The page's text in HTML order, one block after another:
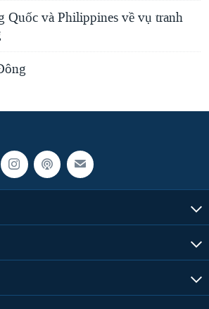
Quốc và Philippines về vụ tranh